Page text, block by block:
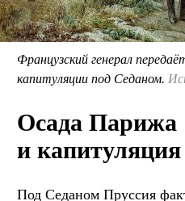
Французский генерал
капитуляции под Седаном.
Осада Парижа
и
Под Седаном Пруссия